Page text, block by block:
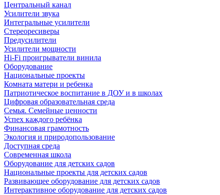
Центральный канал
Усилители звука
Интегральные усилители
Стереоресиверы
Предусилители
Усилители мощности
Hi-Fi проигрыватели винила
Оборудование
Национальные проекты
Комната матери и ребенка
Патриотическое воспитание в ДОУ и в школах
Цифровая образовательная среда
Семья. Семейные ценности
Успех каждого ребёнка
Финансовая грамотность
Экология и природопользование
Доступная среда
Современная школа
Оборудование для детских садов
Национальные проекты для детских садов
Развивающее оборудование для детских садов
Интерактивное оборудование для детских садов